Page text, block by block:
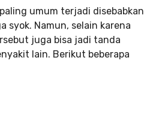
umum terjadi disebabkan
syok. Namun, selain karena
juga bisa jadi tanda
lain. Berikut beberapa